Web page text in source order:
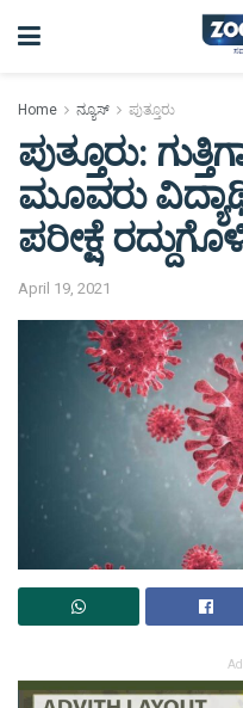
Home ನ್ಯೂಸ್ ಪುತ್ತೂರು
ಪುತ್ತೂರು:
ಮೂವರು
ಪರೀಕ್ಷೆ
April 19, 2021